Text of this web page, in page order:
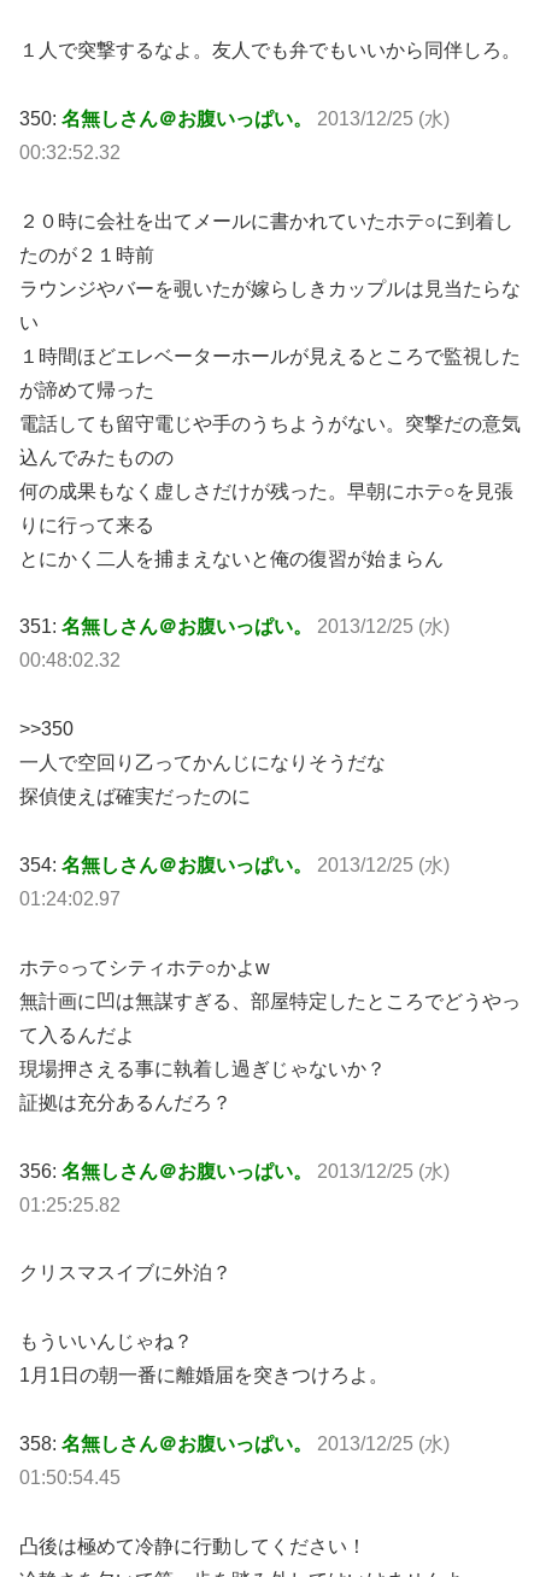
１人で突撃するなよ。友人でも弁でもいいから同伴しろ。
350: 名無しさん＠お腹いっぱい。 2013/12/25 (水)
00:32:52.32
２０時に会社を出てメールに書かれていたホテ○に到着し
たのが２１時前
ラウンジやバーを覗いたが嫁らしきカップルは見当たらな
い
１時間ほどエレベーターホールが見えるところで監視した
が諦めて帰った
電話しても留守電じや手のうちようがない。突撃だの意気
込んでみたものの
何の成果もなく虚しさだけが残った。早朝にホテ○を見張
りに行って来る
とにかく二人を捕まえないと俺の復習が始まらん
351: 名無しさん＠お腹いっぱい。 2013/12/25 (水)
00:48:02.32
>>350
一人で空回り乙ってかんじになりそうだな
探偵使えば確実だったのに
354: 名無しさん＠お腹いっぱい。 2013/12/25 (水)
01:24:02.97
ホテ○ってシティホテ○かよw
無計画に凹は無謀すぎる、部屋特定したところでどうやっ
て入るんだよ
現場押さえる事に執着し過ぎじゃないか？
証拠は充分あるんだろ？
356: 名無しさん＠お腹いっぱい。 2013/12/25 (水)
01:25:25.82
クリスマスイブに外泊？
もういいんじゃね？
1月1日の朝一番に離婚届を突きつけろよ。
358: 名無しさん＠お腹いっぱい。 2013/12/25 (水)
01:50:54.45
凸後は極めて冷静に行動してください！